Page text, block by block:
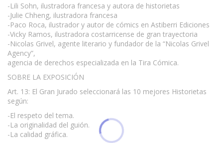
-Lili Sohn, ilustradora francesa y autora de historietas
-Julie Chheng, ilustradora francesa
-Paco Roca, ilustrador y autor de cómics en Astiberri Ediciones
-Vicky Ramos, ilustradora costarricense de gran trayectoria
-Nicolas Grivel, agente literario y fundador de la “Nicolas Grivel
Agency”,
agencia de derechos especializada en la Tira Cómica.
SOBRE LA EXPOSICIÓN
Art. 13: El Gran Jurado seleccionará las 10 mejores Historietas
según:
-El respeto del tema.
-La originalidad del guión.
-La calidad gráfica.